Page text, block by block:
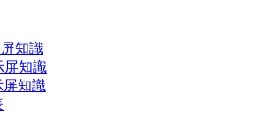
知識
屏知識
屏知識